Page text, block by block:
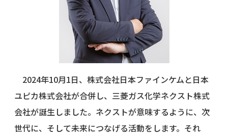
2024年10月1日、株式会社日本ファインケムと日本
ユピカ株式会社が合併し、三菱ガス化学ネクスト株式
会社が誕生しました。ネクストが意味するように、次
世代に、そして未来につなげる活動をします。それ